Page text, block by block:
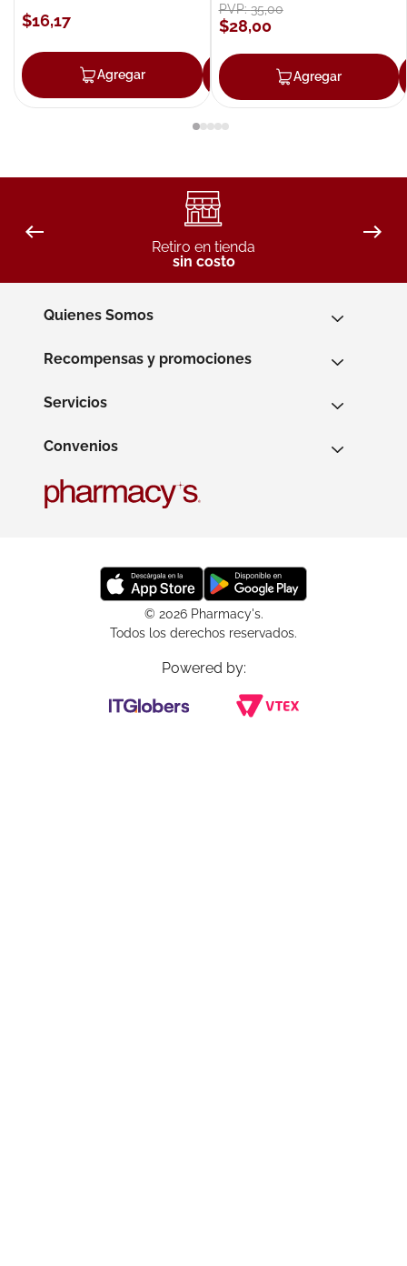
$16,17
Agregar Agregar
PVP:35,00
$28,00
Agregar
Retiro en tienda
sin costo
Quienes Somos
Recompensas y promociones
Servicios
Convenios
© 2026 Pharmacy's.
Todos los derechos reservados.
Powered by: